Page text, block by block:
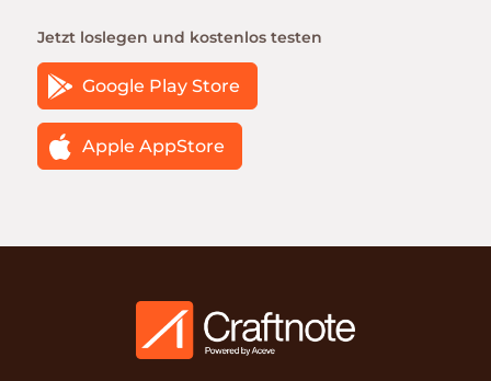
Jetzt loslegen und kostenlos testen
Google Play Store
Apple AppStore